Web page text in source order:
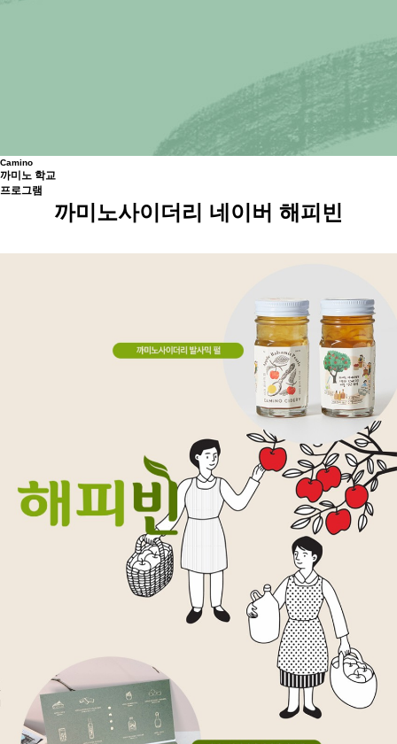
Camino
까미노 학교
프로그램
까미노사이더리 네이버 해피빈